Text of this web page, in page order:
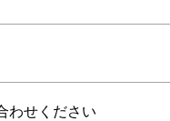
わせください